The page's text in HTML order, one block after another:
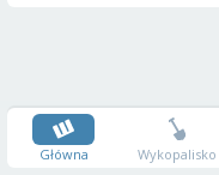
Główna Wykopalisko